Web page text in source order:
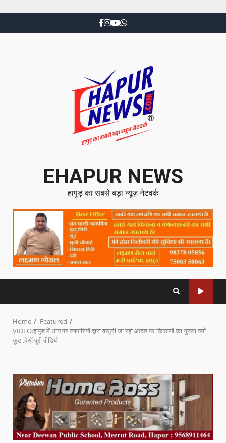
EHAPUR NEWS
हापुड़ का सबसे बड़ा न्यूज़ नेटवर्क
Home
Featured
VIDEO:हापुड़ में धान पर व्यापारियों द्वारा वसूली जा रही आढ़त पर किसानों का गुस्सा क्यों
फूटा,देखें पूरी वीडियो